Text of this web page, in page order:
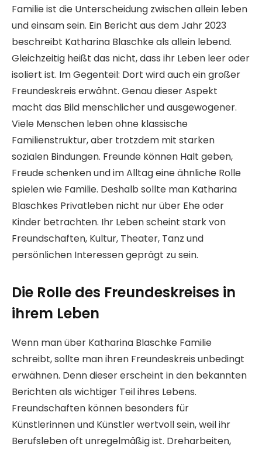
Familie ist die Unterscheidung zwischen allein leben
und einsam sein. Ein Bericht aus dem Jahr 2023
beschreibt Katharina Blaschke als allein lebend.
Gleichzeitig heißt das nicht, dass ihr Leben leer oder
isoliert ist. Im Gegenteil: Dort wird auch ein großer
Freundeskreis erwähnt. Genau dieser Aspekt
macht das Bild menschlicher und ausgewogener.
Viele Menschen leben ohne klassische
Familienstruktur, aber trotzdem mit starken
sozialen Bindungen. Freunde können Halt geben,
Freude schenken und im Alltag eine ähnliche Rolle
spielen wie Familie. Deshalb sollte man Katharina
Blaschkes Privatleben nicht nur über Ehe oder
Kinder betrachten. Ihr Leben scheint stark von
Freundschaften, Kultur, Theater, Tanz und
persönlichen Interessen geprägt zu sein.
Die Rolle des Freundeskreises in
ihrem Leben
Wenn man über Katharina Blaschke Familie
schreibt, sollte man ihren Freundeskreis unbedingt
erwähnen. Denn dieser erscheint in den bekannten
Berichten als wichtiger Teil ihres Lebens.
Freundschaften können besonders für
Künstlerinnen und Künstler wertvoll sein, weil ihr
Berufsleben oft unregelmäßig ist. Dreharbeiten,